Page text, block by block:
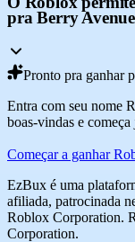
pra Berry
Pronto pra ganhar
Entra com seu nome
boas-vindas e começa
Começar a ganhar
EzBux é uma
afiliada, patrocinada
Roblox Corporation.
Corporation.